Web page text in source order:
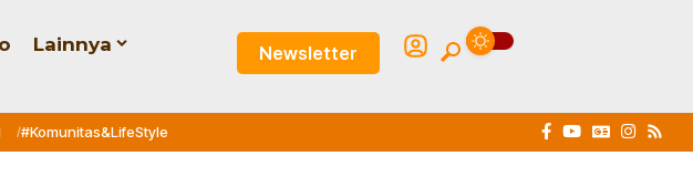
Lainnya Newsletter
#Komunitas&LifeStyle